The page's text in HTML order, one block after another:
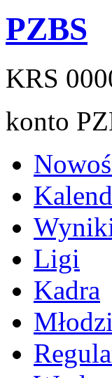
PZBS
KRS
konto
Ligi
Kadra